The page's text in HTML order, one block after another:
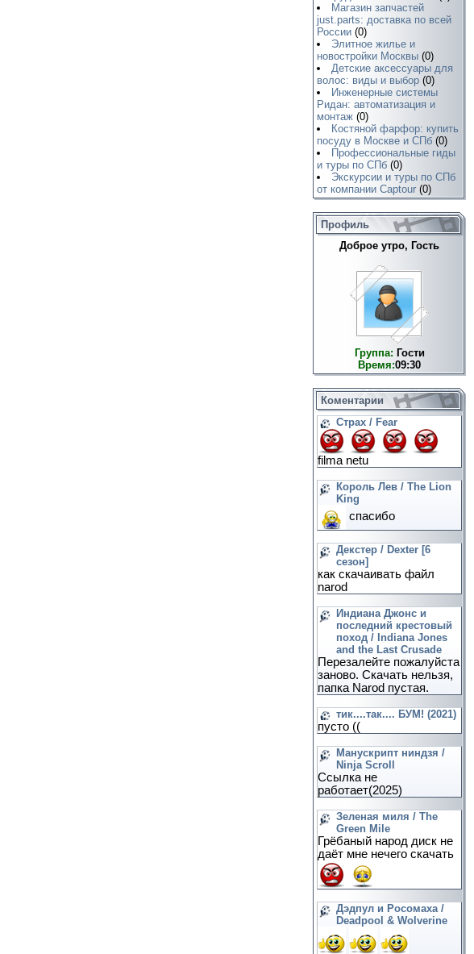
Магазин запчастей
just.parts: доставка по всей
России (0)
Элитное жилье и
новостройки Москвы (0)
Детские аксессуары для
волос: виды и выбор (0)
Инженерные системы
Ридан: автоматизация и
монтаж (0)
Костяной фарфор: купить
посуду в Москве и СПб (0)
Профессиональные гиды
и туры по СПб (0)
Экскурсии и туры по СПб
от компании Captour (0)
Профиль
Доброе утро, Гость
Группа: Гости
Время:09:30
Коментарии
Страх / Fear
filma netu
Король Лев / The Lion
King
спасибо
Декстер / Dexter [6
сезон]
как скачаивать файл
narod
Индиана Джонс и
последний крестовый
поход / Indiana Jones
and the Last Crusade
Перезалейте пожалуйста
заново. Скачать нельзя,
папка Narod пустая.
тик....так.... БУМ! (2021)
пусто ((
Манускрипт ниндзя /
Ninja Scroll
Ссылка не
работает(2025)
Зеленая миля / The
Green Mile
Грёбаный народ диск не
даёт мне нечего скачать
Дэдпул и Росомаха /
Deadpool & Wolverine